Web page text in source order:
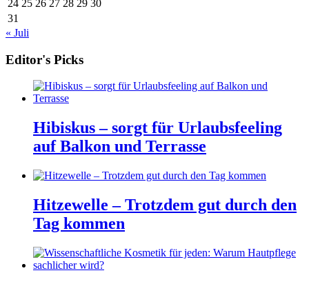
24 25 26 27 28 29 30
31
« Juli
Editor's Picks
Hibiskus – sorgt für Urlaubsfeeling
auf Balkon und Terrasse
Hitzewelle – Trotzdem gut durch den
Tag kommen